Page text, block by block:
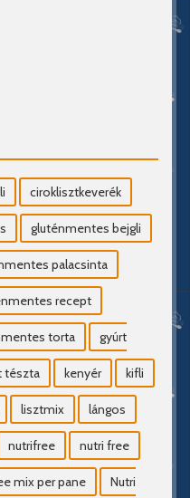
ciroklisztkeverék
gluténmentes bejgli
palacsinta
recept
torta gyúrt
tészta kenyér kifli
lisztmix lángos
nutrifree nutri free
mix per pane Nutri